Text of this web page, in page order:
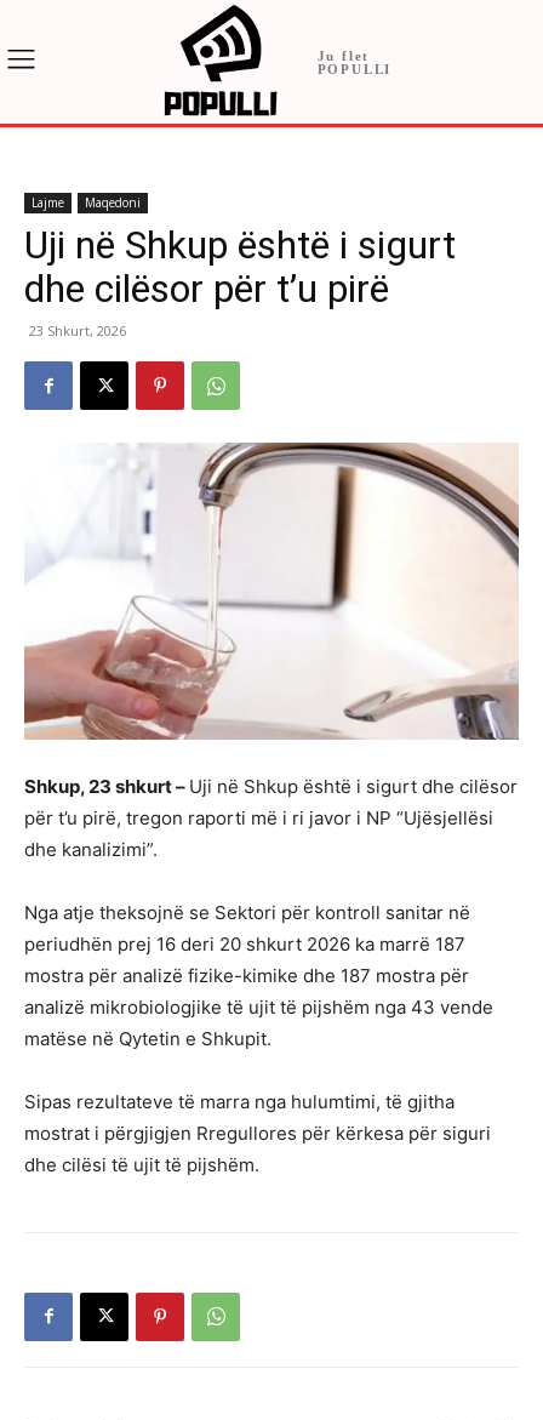
Ju flet
POPULLI
Lajme Maqedoni
Uji në Shkup është i sigurt
dhe cilësor për t’u pirë
23 Shkurt, 2026
Shkup, 23 shkurt – Uji në Shkup është i sigurt dhe cilësor
për t’u pirë, tregon raporti më i ri javor i NP “Ujësjellësi
dhe kanalizimi”.
Nga atje theksojnë se Sektori për kontroll sanitar në
periudhën prej 16 deri 20 shkurt 2026 ka marrë 187
mostra për analizë fizike-kimike dhe 187 mostra për
analizë mikrobiologjike të ujit të pijshëm nga 43 vende
matëse në Qytetin e Shkupit.
Sipas rezultateve të marra nga hulumtimi, të gjitha
mostrat i përgjigjen Rregullores për kërkesa për siguri
dhe cilësi të ujit të pijshëm.